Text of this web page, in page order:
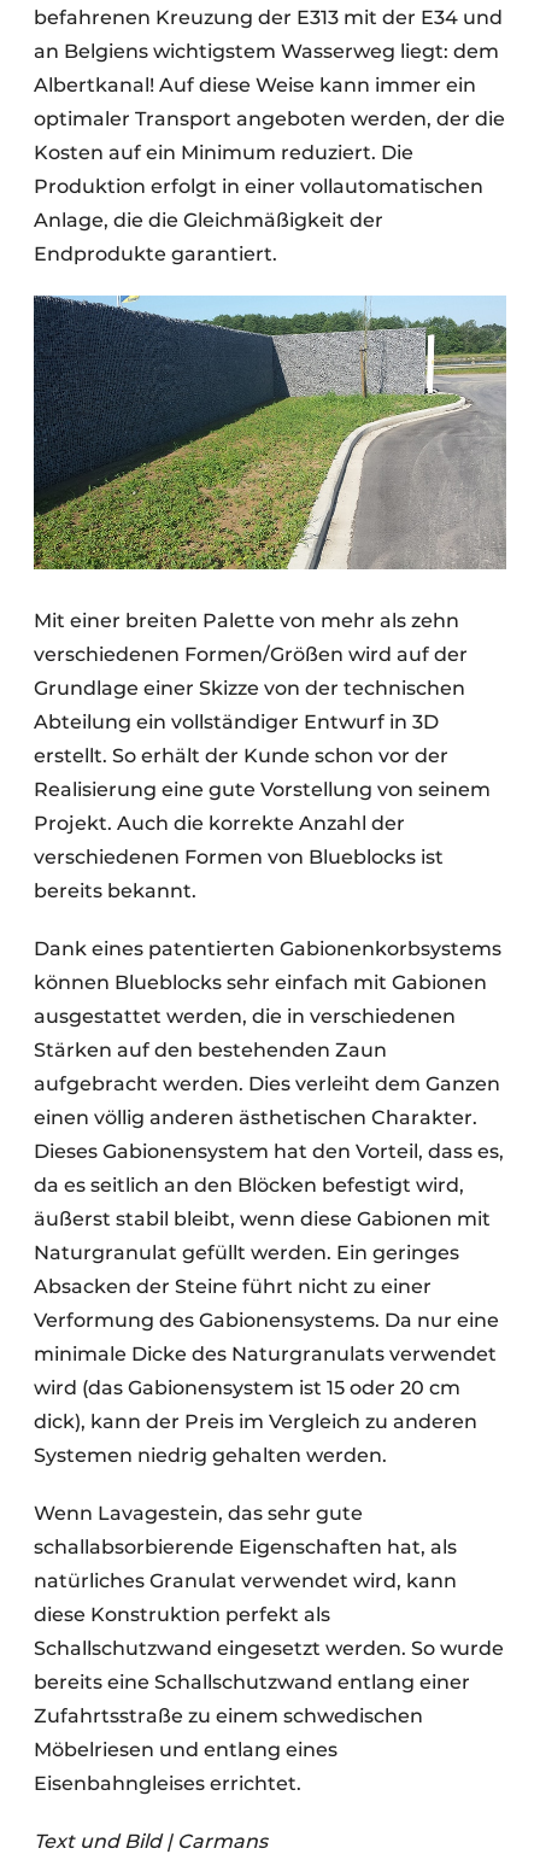
befahrenen Kreuzung der E313 mit der E34 und
an Belgiens wichtigstem Wasserweg liegt: dem
Albertkanal! Auf diese Weise kann immer ein
optimaler Transport angeboten werden, der die
Kosten auf ein Minimum reduziert. Die
Produktion erfolgt in einer vollautomatischen
Anlage, die die Gleichmäßigkeit der
Endprodukte garantiert.
Mit einer breiten Palette von mehr als zehn
verschiedenen Formen/Größen wird auf der
Grundlage einer Skizze von der technischen
Abteilung ein vollständiger Entwurf in 3D
erstellt. So erhält der Kunde schon vor der
Realisierung eine gute Vorstellung von seinem
Projekt. Auch die korrekte Anzahl der
verschiedenen Formen von Blueblocks ist
bereits bekannt.
Dank eines patentierten Gabionenkorbsystems
können Blueblocks sehr einfach mit Gabionen
ausgestattet werden, die in verschiedenen
Stärken auf den bestehenden Zaun
aufgebracht werden. Dies verleiht dem Ganzen
einen völlig anderen ästhetischen Charakter.
Dieses Gabionensystem hat den Vorteil, dass es,
da es seitlich an den Blöcken befestigt wird,
äußerst stabil bleibt, wenn diese Gabionen mit
Naturgranulat gefüllt werden. Ein geringes
Absacken der Steine führt nicht zu einer
Verformung des Gabionensystems. Da nur eine
minimale Dicke des Naturgranulats verwendet
wird (das Gabionensystem ist 15 oder 20 cm
dick), kann der Preis im Vergleich zu anderen
Systemen niedrig gehalten werden.
Wenn Lavagestein, das sehr gute
schallabsorbierende Eigenschaften hat, als
natürliches Granulat verwendet wird, kann
diese Konstruktion perfekt als
Schallschutzwand eingesetzt werden. So wurde
bereits eine Schallschutzwand entlang einer
Zufahrtsstraße zu einem schwedischen
Möbelriesen und entlang eines
Eisenbahngleises errichtet.
Text und Bild | Carmans